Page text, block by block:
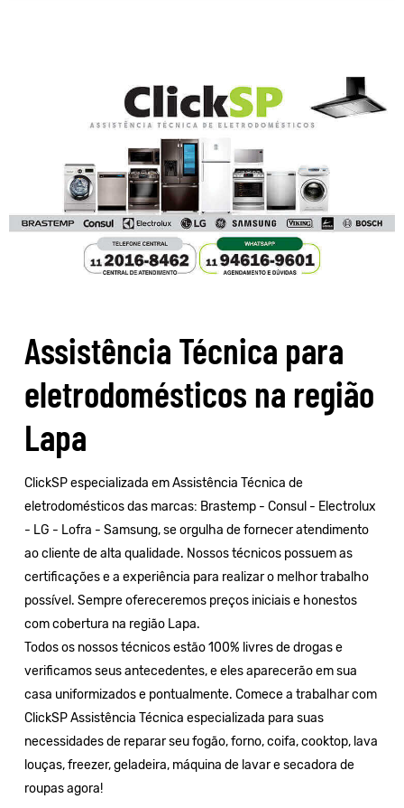
Assistência Técnica para
eletrodomésticos na região
Lapa
ClickSP especializada em Assistência Técnica de
eletrodomésticos das marcas: Brastemp - Consul - Electrolux
- LG - Lofra - Samsung, se orgulha de fornecer atendimento
ao cliente de alta qualidade. Nossos técnicos possuem as
certificações e a experiência para realizar o melhor trabalho
possível. Sempre ofereceremos preços iniciais e honestos
com cobertura na região Lapa.
Todos os nossos técnicos estão 100% livres de drogas e
verificamos seus antecedentes, e eles aparecerão em sua
casa uniformizados e pontualmente. Comece a trabalhar com
ClickSP Assistência Técnica especializada para suas
necessidades de reparar seu fogão, forno, coifa, cooktop, lava
louças, freezer, geladeira, máquina de lavar e secadora de
roupas agora!